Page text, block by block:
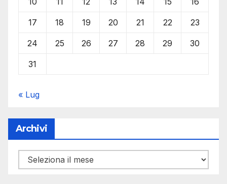
17 18 19 20 21 22 23
24 25 26 27 28 29 30
31
« Lug
Archivi
Archivi